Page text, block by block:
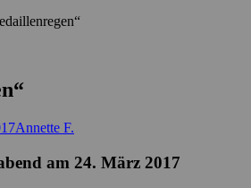
Autor
Annette F.
am 24. März 2017